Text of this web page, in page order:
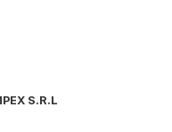
S.R.L